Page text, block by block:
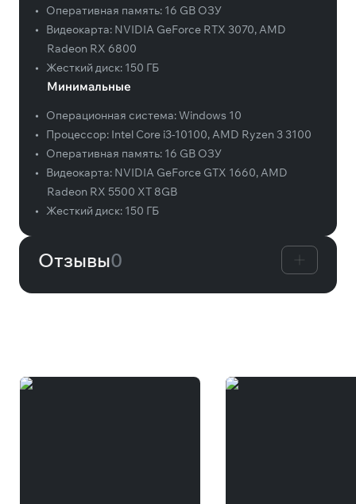
•
Оперативная память: 16 GB ОЗУ
•
Видеокарта: NVIDIA GeForce RTX 3070, AMD
Radeon RX 6800
•
Жесткий диск: 150 ГБ
Минимальные
• Операционная система:Windows 10
•
Процессор: Intel Core i3-10100, AMD Ryzen 3 3100
•
Оперативная память: 16 GB ОЗУ
•
Видеокарта: NVIDIA GeForce GTX 1660, AMD
Radeon RX 5500 XT 8GB
•
Жесткий диск: 150 ГБ
Отзывы0